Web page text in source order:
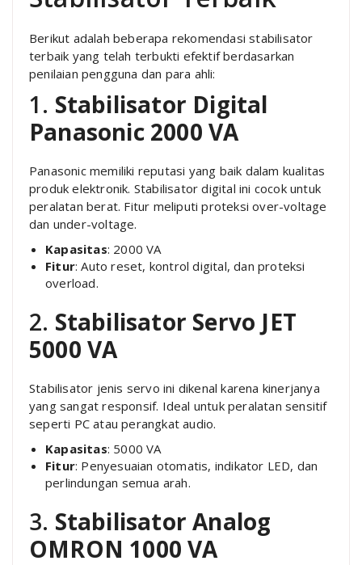
Berikut adalah beberapa rekomendasi stabilisator
terbaik yang telah terbukti efektif berdasarkan
penilaian pengguna dan para ahli:
1. Stabilisator Digital
Panasonic 2000 VA
Panasonic memiliki reputasi yang baik dalam kualitas
produk elektronik. Stabilisator digital ini cocok untuk
peralatan berat. Fitur meliputi proteksi over-voltage
dan under-voltage.
Kapasitas: 2000 VA
Fitur: Auto reset, kontrol digital, dan proteksi
overload.
2. Stabilisator Servo JET
5000 VA
Stabilisator jenis servo ini dikenal karena kinerjanya
yang sangat responsif. Ideal untuk peralatan sensitif
seperti PC atau perangkat audio.
Kapasitas: 5000 VA
Fitur: Penyesuaian otomatis, indikator LED, dan
perlindungan semua arah.
3. Stabilisator Analog
OMRON 1000 VA